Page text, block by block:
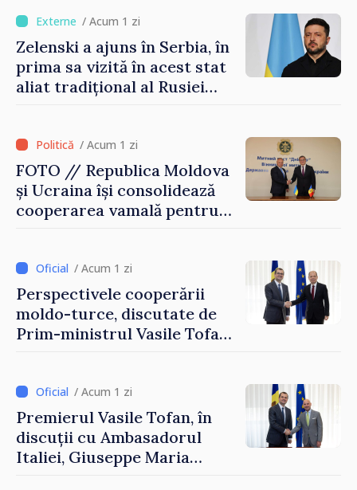
/ Acum 1 zi
Zelenski a ajuns în Serbia, în
prima sa vizită în acest stat
aliat tradițional al Rusiei
/ Acum 1 zi
FOTO // Republica Moldova
și Ucraina își consolidează
cooperarea vamală pentru
Reuniune la Moghiliov-
Podolsk
/ Acum 1 zi
Perspectivele cooperării
moldo-turce, discutate de
Prim-ministrul Vasile Tofan
/ Acum 1 zi
Premierul Vasile Tofan, în
discuții cu Ambasadorul
Italiei, Giuseppe Maria